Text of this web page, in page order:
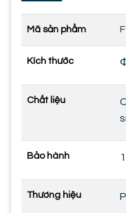
Mã sản phẩm
Kích thước
Chất liệu
Bảo hành
Thương hiệu